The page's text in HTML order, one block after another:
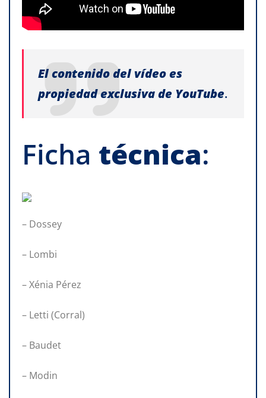
El contenido del vídeo es
propiedad exclusiva de YouTube.
Ficha técnica:
– Dossey
– Lombi
– Xénia Pérez
– Letti (Corral)
– Baudet
– Modin